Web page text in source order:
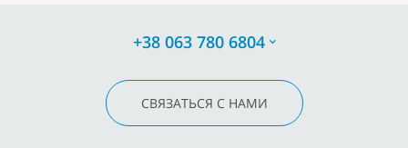
+38 063 780 6804
СВЯЗАТЬСЯ С НАМИ